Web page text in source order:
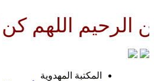
كن لوليك
المهدوية